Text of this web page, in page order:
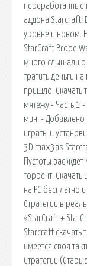
переработанные
аддона Starcraft:
уровне и новом.
StarCraft Brood
много слышали о
тратить деньги
пришло. Скачать
мятежу - Часть 1
мин. - Добавлено
играть, и
3Dimax3as
Пустоты вас
торрент. Скачать
на PC бесплатно
Стратегии в
«StarCraft +
Starcraft скачать
имеется своя
Стратегии